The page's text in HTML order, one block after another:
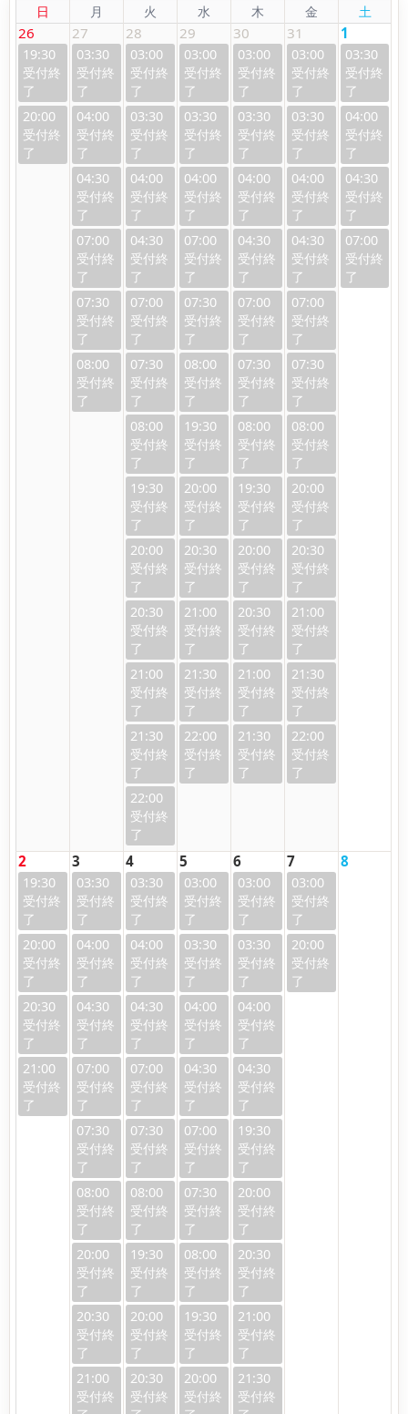
日 月 火 水 木 金 土
26
19:30
20:00
27
03:30
04:00
04:30
07:00
07:30
08:00
28
03:00
03:30
04:00
04:30
07:00
07:30
08:00
19:30
20:00
20:30
21:00
21:30
22:00
29
03:00
03:30
04:00
07:00
07:30
08:00
19:30
20:00
20:30
21:00
21:30
22:00
30
03:00
03:30
04:00
04:30
07:00
07:30
08:00
19:30
20:00
20:30
21:00
21:30
31
03:00
03:30
04:00
04:30
07:00
07:30
08:00
20:00
20:30
21:00
21:30
22:00
1
03:30
04:00
04:30
07:00
2
19:30
20:00
20:30
21:00
3
03:30
04:00
04:30
07:00
07:30
08:00
20:00
20:30
21:00
4
03:30
04:00
04:30
07:00
07:30
08:00
19:30
20:00
20:30
5
03:00
03:30
04:00
04:30
07:00
07:30
08:00
19:30
20:00
6
03:00
03:30
04:00
04:30
19:30
20:00
20:30
21:00
21:30
7
03:00
20:00
8